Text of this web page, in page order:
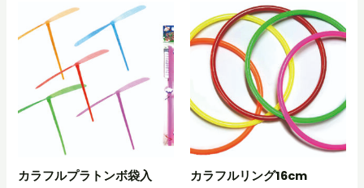
カラフルプラトンボ袋入 カラフルリング16cm